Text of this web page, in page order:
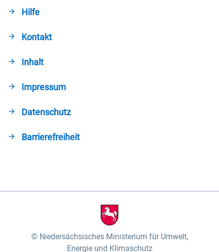
Hilfe
Kontakt
Inhalt
Impressum
Datenschutz
Barrierefreiheit
Niedersächsisches Ministerium für Umwelt,
Energie und Klimaschutz